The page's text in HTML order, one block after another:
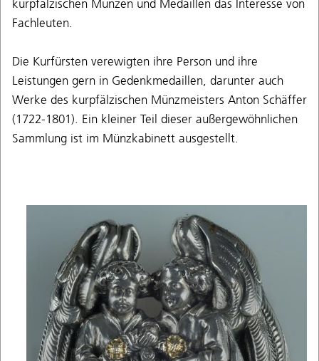
kurpfälzischen Münzen und Medaillen das Interesse von
Fachleuten.
Die Kurfürsten verewigten ihre Person und ihre
Leistungen gern in Gedenkmedaillen, darunter auch
Werke des kurpfälzischen Münzmeisters Anton Schäffer
(1722-1801). Ein kleiner Teil dieser außergewöhnlichen
Sammlung ist im Münzkabinett ausgestellt.